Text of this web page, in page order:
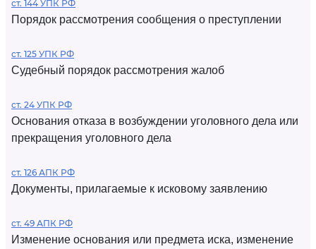
ст. 144 УПК РФ
Порядок рассмотрения сообщения о преступлении
ст. 125 УПК РФ
Судебный порядок рассмотрения жалоб
ст. 24 УПК РФ
Основания отказа в возбуждении уголовного дела или
прекращения уголовного дела
ст. 126 АПК РФ
Документы, прилагаемые к исковому заявлению
ст. 49 АПК РФ
Изменение основания или предмета иска, изменение